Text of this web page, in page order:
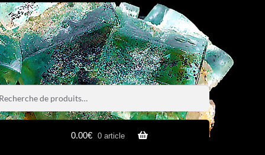
0.00€ 0 article